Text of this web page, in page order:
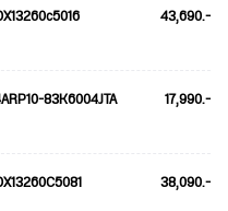
43,690.-
83K6004JTA 17,990.-
38,090.-